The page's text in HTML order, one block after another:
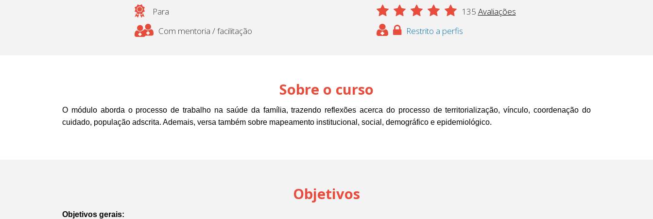
Para
135 Avaliações
Com mentoria / facilitação
Restrito a perfis
Sobre o curso
O módulo aborda o processo de trabalho na saúde da família, trazendo reflexões acerca do processo de territorialização, vínculo, coordenação do
cuidado, população adscrita. Ademais, versa também sobre mapeamento institucional, social, demográfico e epidemiológico.
Objetivos
Objetivos gerais: